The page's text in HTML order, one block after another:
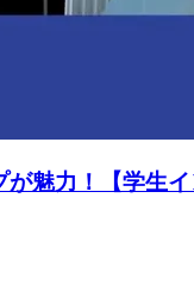
魅力！【学生